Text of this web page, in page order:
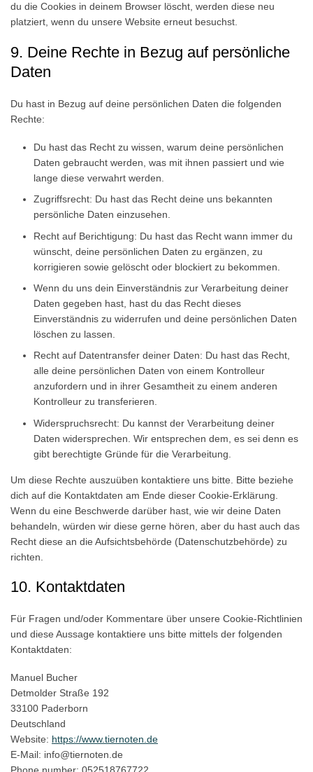
du die Cookies in deinem Browser löscht, werden diese neu
platziert, wenn du unsere Website erneut besuchst.
9. Deine Rechte in Bezug auf persönliche
Daten
Du hast in Bezug auf deine persönlichen Daten die folgenden
Rechte:
Du hast das Recht zu wissen, warum deine persönlichen
Daten gebraucht werden, was mit ihnen passiert und wie
lange diese verwahrt werden.
Zugriffsrecht: Du hast das Recht deine uns bekannten
persönliche Daten einzusehen.
Recht auf Berichtigung: Du hast das Recht wann immer du
wünscht, deine persönlichen Daten zu ergänzen, zu
korrigieren sowie gelöscht oder blockiert zu bekommen.
Wenn du uns dein Einverständnis zur Verarbeitung deiner
Daten gegeben hast, hast du das Recht dieses
Einverständnis zu widerrufen und deine persönlichen Daten
löschen zu lassen.
Recht auf Datentransfer deiner Daten: Du hast das Recht,
alle deine persönlichen Daten von einem Kontrolleur
anzufordern und in ihrer Gesamtheit zu einem anderen
Kontrolleur zu transferieren.
Widerspruchsrecht: Du kannst der Verarbeitung deiner
Daten widersprechen. Wir entsprechen dem, es sei denn es
gibt berechtigte Gründe für die Verarbeitung.
Um diese Rechte auszuüben kontaktiere uns bitte. Bitte beziehe
dich auf die Kontaktdaten am Ende dieser Cookie-Erklärung.
Wenn du eine Beschwerde darüber hast, wie wir deine Daten
behandeln, würden wir diese gerne hören, aber du hast auch das
Recht diese an die Aufsichtsbehörde (Datenschutzbehörde) zu
richten.
10. Kontaktdaten
Für Fragen und/oder Kommentare über unsere Cookie-Richtlinien
und diese Aussage kontaktiere uns bitte mittels der folgenden
Kontaktdaten:
Manuel Bucher
Detmolder Straße 192
33100 Paderborn
Deutschland
Website: https://www.tiernoten.de
E-Mail: info@tiernoten.de